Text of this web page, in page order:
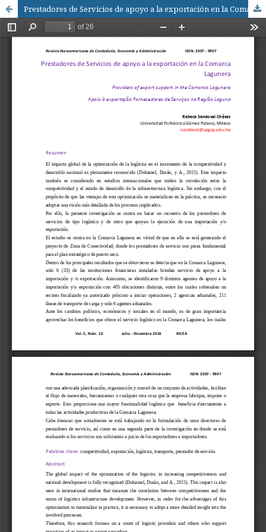
Prestadores de Servicios de apoyo a la exportación en la Comarca Lagunera / Providers of export support in the Comarca Lagunera